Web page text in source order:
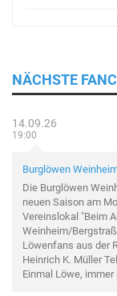
NÄCHSTE
14.09.26
19:00
Burglöwen
Die Burglöwen
neuen Saison am
Vereinslokal "Beim
Weinheim/
Löwenfans aus der
Heinrich K. Müller
Einmal Löwe, immer